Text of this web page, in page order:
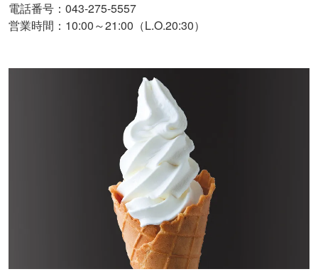
電話番号：043-275-5557
営業時間：10:00～21:00（L.O.20:30）